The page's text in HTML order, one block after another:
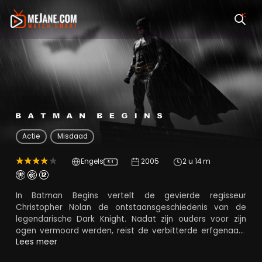
Batman Begins
Actie Misdaad
Engels 5.1 2005 2 u 14 m
In Batman Begins vertelt de gevierde regisseur
Christopher Nolan de ontstaansgeschiedenis van de
legendarische Dark Knight. Nadat zijn ouders voor zijn
ogen vermoord werden, reist de verbitterde erfgenaam
Bruce Wayne de wereld rond, op zoek naar een manier
Lees meer